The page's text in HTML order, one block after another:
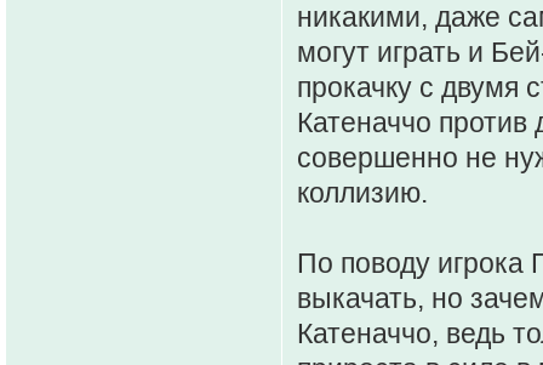
никакими, даже
могут играть и
прокачку с двумя
Катеначчо
совершенно не
коллизию.
По поводу игрока
выкачать, но
Катеначчо, ведь